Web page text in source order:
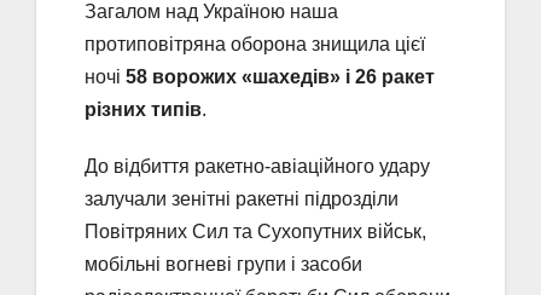
Загалом над Україною наша
протиповітряна оборона знищила цієї
ночі 58 ворожих «шахедів» і 26 ракет
різних типів.
До відбиття ракетно-авіаційного удару
залучали зенітні ракетні підрозділи
Повітряних Сил та Сухопутних військ,
мобільні вогневі групи і засоби